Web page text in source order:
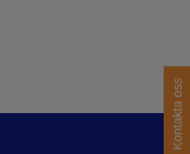
Kontakta oss